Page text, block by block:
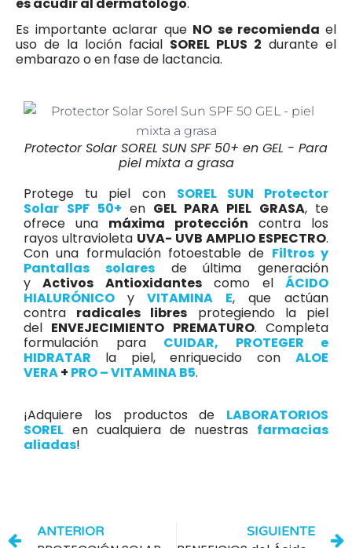
Es importante aclarar que NO se recomiendael
uso de la loción facial SOREL PLUS 2 durante el
embarazo o en fase de lactancia.
Protector Solar SOREL SUN SPF 50+ en GEL - Para
piel mixta a grasa
Protege tu piel con
SOREL SUN Protector
Solar SPF 50+ en GEL PARA PIEL GRASA, te
ofrece una máxima protección contra los
rayos ultravioleta UVA- UVB AMPLIO ESPECTRO.
Con una formulación fotoestable de Filtros y
Pantallas solaresde última generación
yActivos Antioxidantescomo elÁCIDO
HIALURÓNICO
y VITAMINA E, que actúan
contra radicales libres protegiendo la piel
del ENVEJECIMIENTO PREMATURO. Completa
formulación para CUIDAR, PROTEGER e
HIDRATAR
la piel, enriquecido conALOE
VERA+ PRO – VITAMINA B5.
¡Adquiere los productos de LABORATORIOS
SOREL en cualquiera de nuestras farmacias
aliadas!
ANTERIOR SIGUIENTE